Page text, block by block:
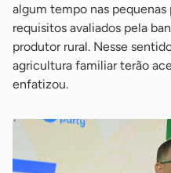
algum tempo nas pequenas
requisitos avaliados pela
produtor rural. Nesse
agricultura familiar terão
enfatizou.